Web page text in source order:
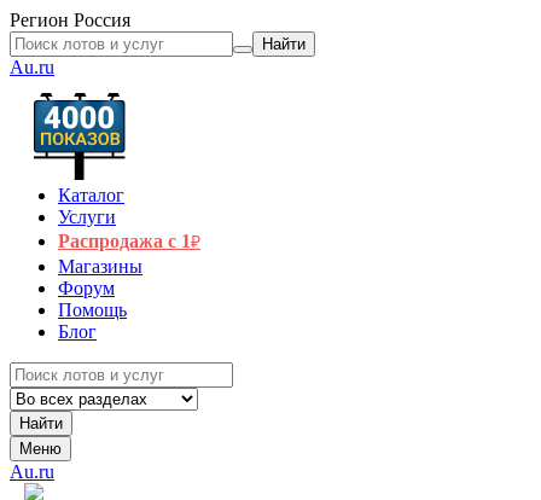
Регион Россия
Найти
Au.ru
Каталог
Услуги
Распродажа с 1₽
Магазины
Форум
Помощь
Блог
Найти
Меню
Au.ru